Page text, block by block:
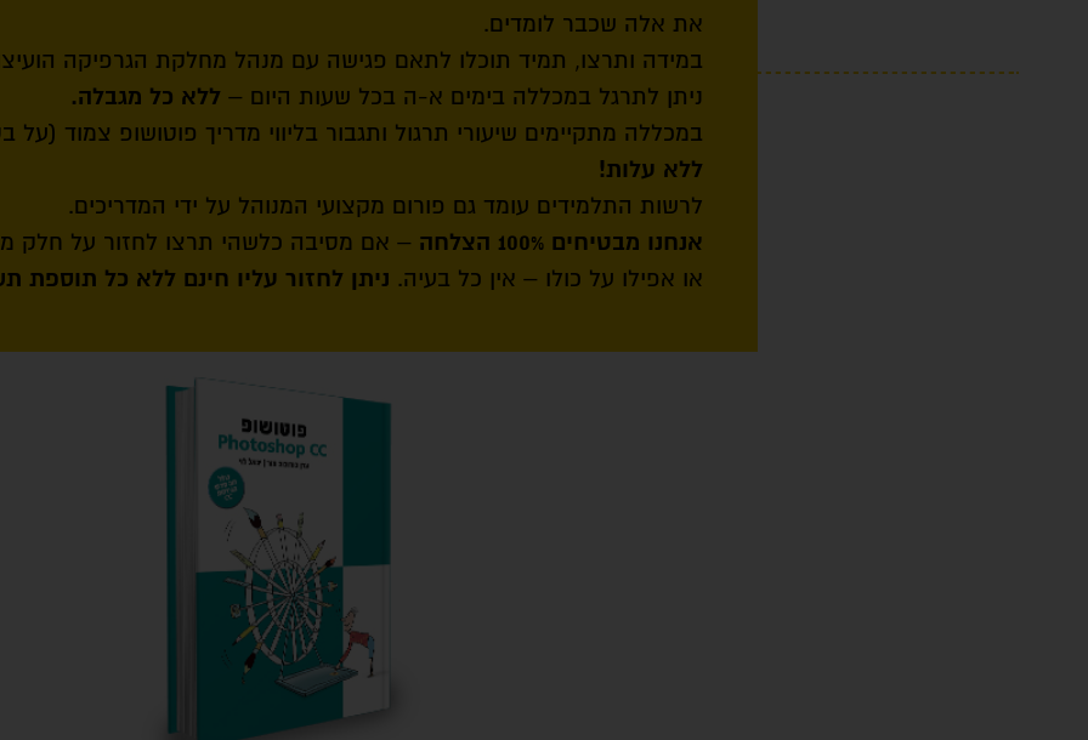
את אלה שכבר לומדים.
במידה ותרצו, תמיד תוכלו לתאם פגישה עם מנהל מחלקת הגרפיקה
ניתן לתרגל במכללה בימים א-ה בכל שעות היום – ללא כל מגבלה.
במכללה מתקיימים שיעורי תרגול ותגבור בליווי מדריך פוטושופ צמוד (על
ללא עלות!
לרשות התלמידים עומד גם פורום מקצועי המנוהל על ידי המדריכים.
אנחנו מבטיחים 100% הצלחה
– אם מסיבה כלשהי תרצו לחזור על חלק
או אפילו על כולו – אין כל בעיה. ניתן לחזור עליו חינם ללא כל תוספת